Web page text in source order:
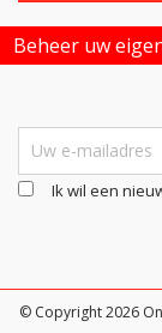
Beheer uw
Ik wil een
© Copyright 2026